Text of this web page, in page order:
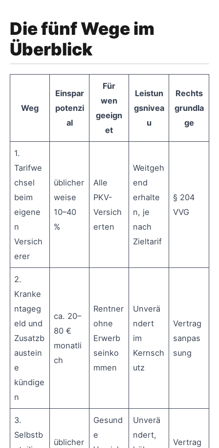
Die fünf Wege im
Überblick
Weg
Einspar
potenzi
al
Für
wen
geeign
et
Leistun
gsnivea
u
Rechts
grundla
ge
1.
Tarifwe
chsel
beim
eigene
n
Versich
erer
üblicher
weise
10–40
%
Alle
PKV-
Versich
erten
Weitgeh
end
erhalte
n, je
nach
Zieltarif
§ 204
VVG
2.
Kranke
ntageg
eld und
Zusatzb
austein
e
kündige
n
ca. 20–
80 €
monatli
ch
Rentner
ohne
Erwerb
seinko
mmen
Unverä
ndert
im
Kernsch
utz
Vertrag
sanpas
sung
3.
Selbstb
üblicher
Gesund
e
Unverä
ndert,
Vertrag